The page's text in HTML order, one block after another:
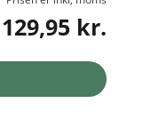
129,95 kr.